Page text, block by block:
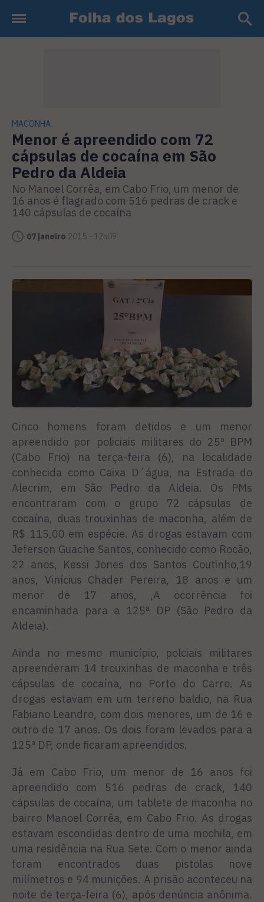
MACONHA
Menor é apreendido com 72
cápsulas de cocaína em São
Pedro da Aldeia
No Manoel Corrêa, em Cabo Frio, um menor de
16 anos é flagrado com 516 pedras de crack e
140 cápsulas de cocaína
07 janeiro 2015 - 12h09
Cinco homens foram detidos e um menor
apreendido por policiais militares do 25º BPM
(Cabo Frio) na terça-feira (6), na localidade
conhecida como Caixa D´água, na Estrada do
Alecrim, em São Pedro da Aldeia. Os PMs
encontraram com o grupo 72 cápsulas de
cocaína, duas trouxinhas de maconha, além de
R$ 115,00 em espécie. As drogas estavam com
Jeferson Guache Santos, conhecido como Rocão,
22 anos, Kessi Jones dos Santos Coutinho,19
anos, Vinícius Chader Pereira, 18 anos e um
menor de 17 anos, , A ocorrência foi
encaminhada para a 125ª DP (São Pedro da
Aldeia).
Ainda no mesmo município, polciais militares
apreenderam 14 trouxinhas de maconha e três
cápsulas de cocaína, no Porto do Carro. As
drogas estavam em um terreno baldio, na Rua
Fabiano Leandro, com dois menores, um de 16 e
outro de 17 anos. Os dois foram levados para a
125ª DP, onde ficaram apreendidos.
Já em Cabo Frio, um menor de 16 anos foi
apreendido com 516 pedras de crack, 140
cápsulas de cocaína, um tablete de maconha no
bairro Manoel Corrêa, em Cabo Frio. As drogas
estavam escondidas dentro de uma mochila, em
uma residência na Rua Sete. Com o menor ainda
foram encontrados duas pistolas nove
milímetros e 94 munições. A prisão aconteceu na
noite de terça-feira (6), após denúncia anônima.